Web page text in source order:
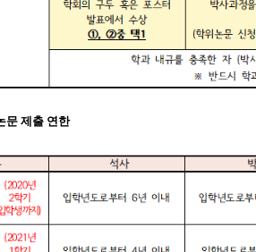
문 제출 연한